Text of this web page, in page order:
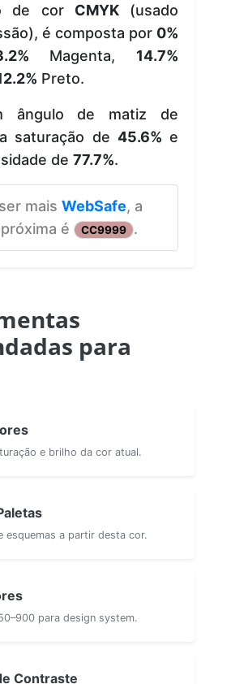
de cor CMYK(usado
é composta por 0%
Magenta, 14.7%
Preto.
ângulo de matiz de
saturação de 45.6% e
de 77.7%.
mais WebSafe, a
é
CC9999 .
para
e brilho da cor atual.
esquemas a partir desta cor.
para design system.
Contraste